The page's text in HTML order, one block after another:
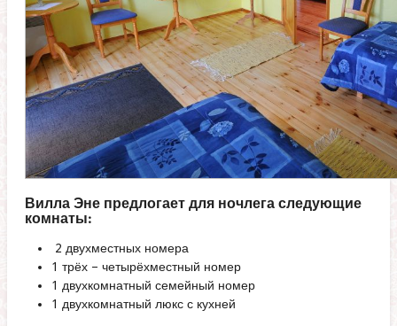
Вилла Эне предлогает для ночлега следующие
комнаты:
2 двухместных номера
1 трёх – четырёхместный номер
1 двухкомнатный семейный номер
1 двухкомнатный люкс с кухней